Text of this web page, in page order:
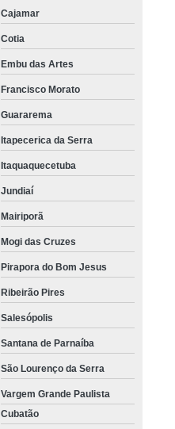
Cajamar
Cotia
Embu das Artes
Francisco Morato
Guararema
Itapecerica da Serra
Itaquaquecetuba
Jundiaí
Mairiporã
Mogi das Cruzes
Pirapora do Bom Jesus
Ribeirão Pires
Salesópolis
Santana de Parnaíba
São Lourenço da Serra
Vargem Grande Paulista
Cubatão